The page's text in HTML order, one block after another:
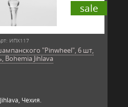
sale
ИПХ117
"Pinwheel", 6 шт,
Bohemia Jihlava
Чехия.